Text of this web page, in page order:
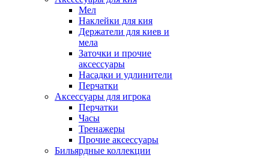
Мел
Наклейки для кия
Держатели для киев и
мела
Заточки и прочие
аксессуары
Насадки и удлинители
Перчатки
Аксессуары для игрока
Перчатки
Часы
Тренажеры
Прочие аксессуары
Бильярдные коллекции